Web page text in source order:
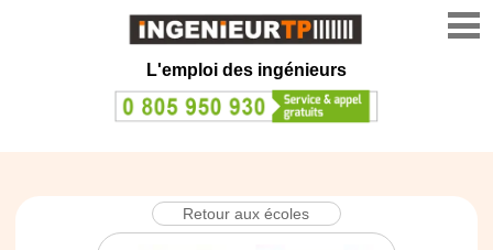
L'emploi des ingénieurs
Retour aux écoles